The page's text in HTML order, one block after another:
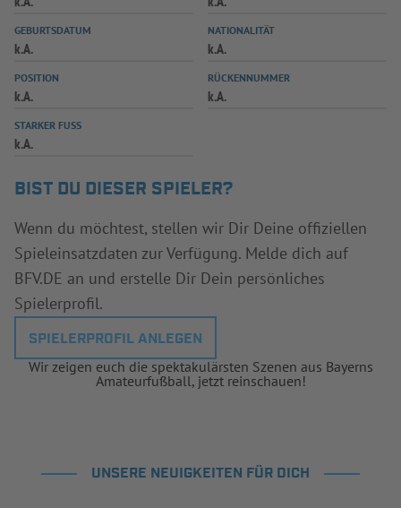
SPIELPLUS
GEBURTSDATUM
k.A.
NATIONALITÄT
k.A.
POSITION
k.A.
RÜCKENNUMMER
k.A.
STARKER FUSS
k.A.
BIST DU DIESER SPIELER?
Wenn du möchtest, stellen wir Dir Deine offiziellen
Spieleinsatzdaten zur Verfügung. Melde dich auf
BFV.DE an und erstelle Dir Dein persönliches
Spielerprofil.
SPIELERPROFIL ANLEGEN
Wir zeigen euch die spektakulärsten Szenen aus Bayerns
Amateurfußball, jetzt reinschauen!
UNSERE NEUIGKEITEN FÜR DICH